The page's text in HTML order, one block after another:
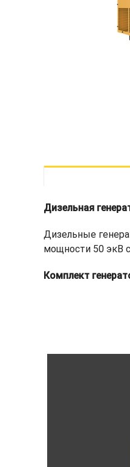
Дизельная
Дизельные
мощности 50 экВ
Комплект